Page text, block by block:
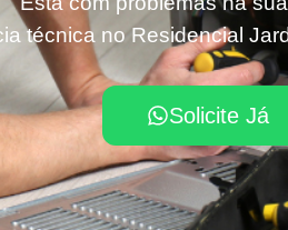
técnica no Residencial
Solicite Já